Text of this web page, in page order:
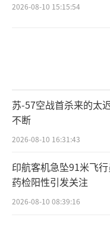
2026-08-10 15:15:54
苏-57空战首杀来的太
不断
2026-08-10 16:31:43
印航客机急坠91米飞
药检阳性引发关注
2026-08-10 08:39:16